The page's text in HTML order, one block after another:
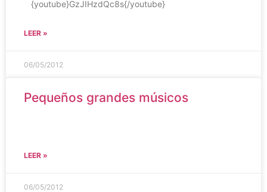
{youtube}GzJIHzdQc8s{/youtube}
LEER »
06/05/2012
Pequeños grandes músicos
LEER »
06/05/2012